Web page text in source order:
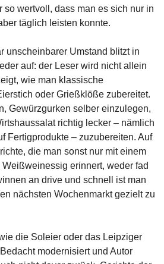
so wertvoll, dass man es sich nur in
täglich leisten konnte.
unscheinbarer Umstand blitzt in
auf: der Leser wird nicht allein
wie man klassische
oder Grießklöße zubereitet.
Gewürzgurken selber einzulegen,
richtig lecker – nämlich
Fertigprodukte – zuzubereiten. Auf
die man sonst nur mit einem
erinnert, weder fad
an drive und schnell ist man
nächsten Wochenmarkt gezielt zu
die Soleier oder das Leipziger
modernisiert und Autor